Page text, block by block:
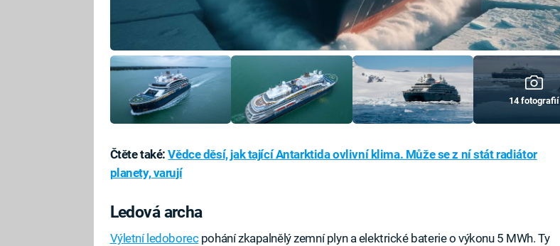
14 fotografií
Čtěte také:Vědce děsí, jak tající Antarktida ovlivní klima. Může se z ní stát radiátor
planety, varují
Ledová archa
Výletní ledoborecpohání zkapalnělý zemní plyn a elektrické baterie o výkonu 5 MWh. Ty